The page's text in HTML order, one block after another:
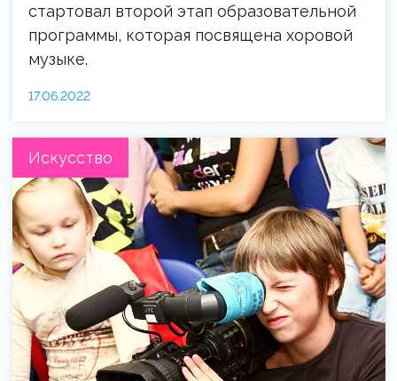
стартовал второй этап образовательной
программы, которая посвящена хоровой
музыке.
17.06.2022
Искусство